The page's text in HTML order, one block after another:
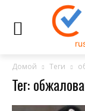
Домой Теги
Тег: